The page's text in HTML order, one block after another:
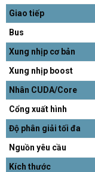
Giao tiếp
Bus
Xung nhịp cơ bản
Xung nhịp boost
Nhân CUDA/Core
Cổng xuất hình
Độ phân giải tối đa
Nguồn yêu cầu
Kích thước